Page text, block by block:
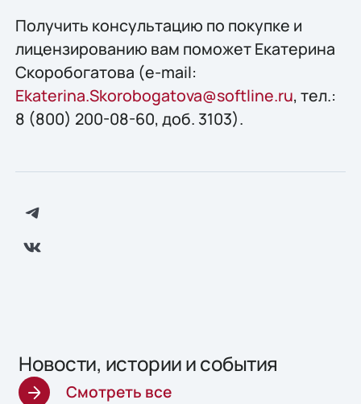
Получить консультацию по покупке и
лицензированию вам поможет Екатерина
Скоробогатова (e-mail:
Ekaterina.Skorobogatova@softline.ru, тел.:
8 (800) 200-08-60, доб. 3103).
Новости, истории и события
Смотреть все